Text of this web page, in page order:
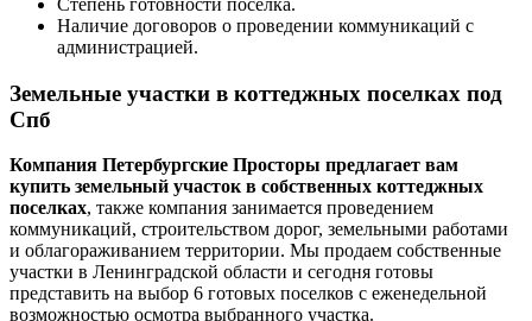
Наличие договоров о проведении коммуникаций с
администрацией.
Земельные участки в коттеджных поселках под
Спб
Компания Петербургские Просторы предлагает вам
купить земельный участок в собственных коттеджных
поселках, также компания занимается проведением
коммуникаций, строительством дорог, земельными работами
и облагораживанием территории. Мы продаем собственные
участки в Ленинградской области и сегодня готовы
представить на выбор 6 готовых поселков с еженедельной
возможностью осмотра выбранного участка.